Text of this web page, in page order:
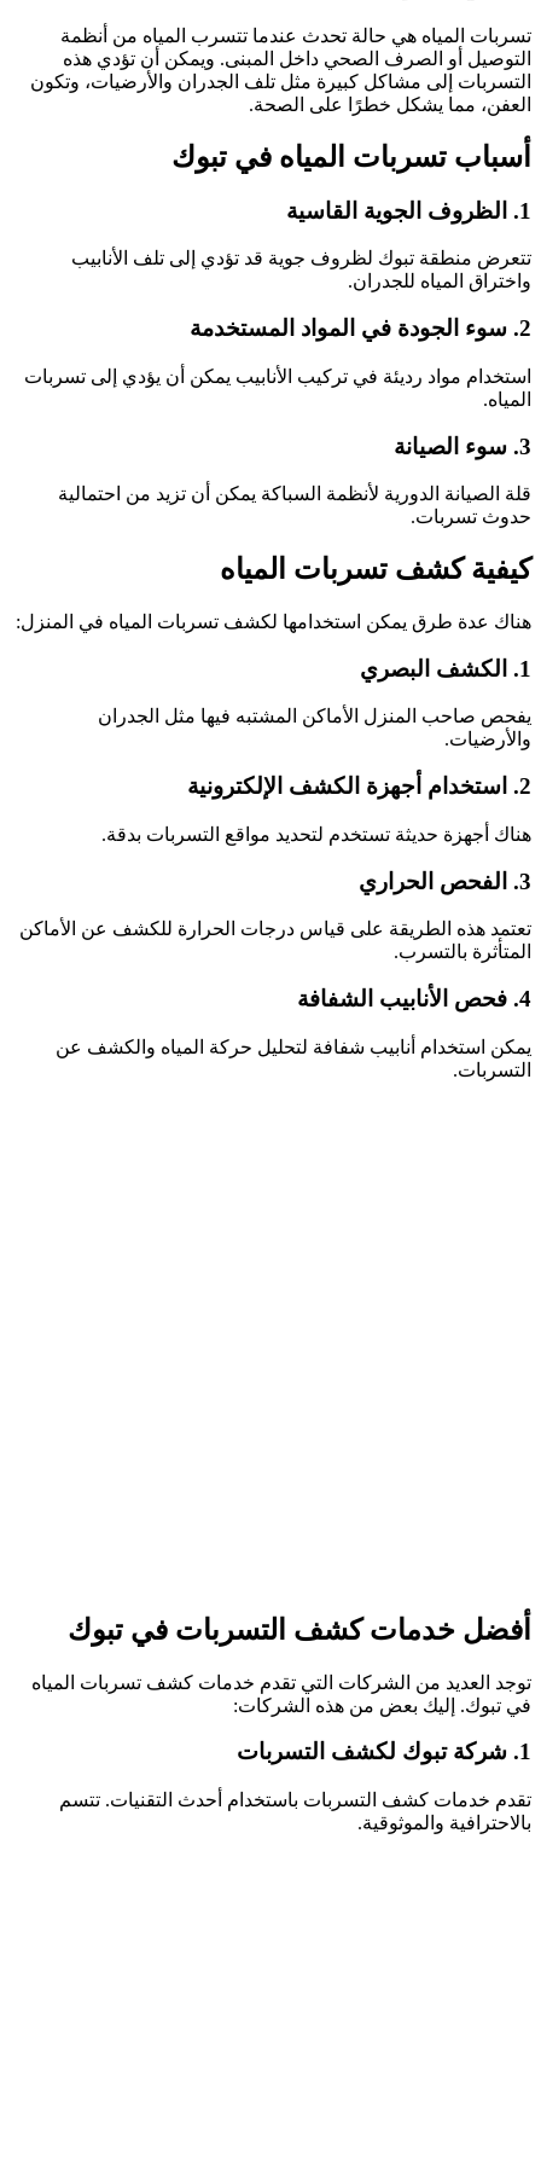
تسربات المياه هي حالة تحدث عندما تتسرب المياه من أنظمة
التوصيل أو الصرف الصحي داخل المبنى. ويمكن أن تؤدي هذه
التسربات إلى مشاكل كبيرة مثل تلف الجدران والأرضيات، وتكون
العفن، مما يشكل خطرًا على الصحة.
أسباب تسربات المياه في تبوك
1. الظروف الجوية القاسية
تتعرض منطقة تبوك لظروف جوية قد تؤدي إلى تلف الأنابيب
واختراق المياه للجدران.
2. سوء الجودة في المواد المستخدمة
استخدام مواد رديئة في تركيب الأنابيب يمكن أن يؤدي إلى تسربات
المياه.
3. سوء الصيانة
قلة الصيانة الدورية لأنظمة السباكة يمكن أن تزيد من احتمالية
حدوث تسربات.
كيفية كشف تسربات المياه
هناك عدة طرق يمكن استخدامها لكشف تسربات المياه في المنزل:
1. الكشف البصري
يفحص صاحب المنزل الأماكن المشتبه فيها مثل الجدران
والأرضيات.
2. استخدام أجهزة الكشف الإلكترونية
هناك أجهزة حديثة تستخدم لتحديد مواقع التسربات بدقة.
3. الفحص الحراري
تعتمد هذه الطريقة على قياس درجات الحرارة للكشف عن الأماكن
المتأثرة بالتسرب.
4. فحص الأنابيب الشفافة
يمكن استخدام أنابيب شفافة لتحليل حركة المياه والكشف عن
التسربات.
أفضل خدمات كشف التسربات في تبوك
توجد العديد من الشركات التي تقدم خدمات كشف تسربات المياه
في تبوك. إليك بعض من هذه الشركات:
1. شركة تبوك لكشف التسربات
تقدم خدمات كشف التسربات باستخدام أحدث التقنيات. تتسم
بالاحترافية والموثوقية.